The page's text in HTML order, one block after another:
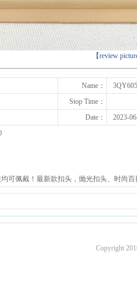
【review
下一张
Name：
Stop Time：
Date： 2023-
可佩戴！最新款扣头，抛光扣头、时尚百
Copyright